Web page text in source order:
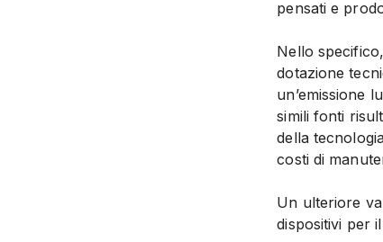
pensati e
Nello
dotazione
un’emissione
simili fonti
della
costi di
Un ulteriore
dispositivi per